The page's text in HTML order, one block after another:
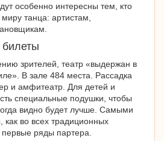
особенно интересны тем, кто
танца: артистам,
зрителей, театр «выдержан в
В зале 484 места. Рассадка
и амфитеатр. Для детей и
специальные подушки, чтобы
видно будет лучше. Самыми
во всех традиционных
первые ряды партера.